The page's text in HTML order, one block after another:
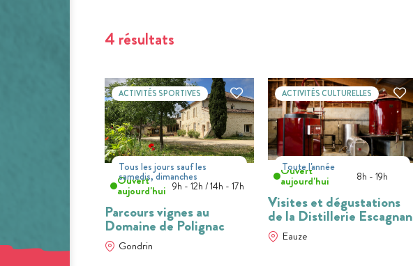
4 résultats
Tous les jours sauf les
samedis, dimanches
ACTIVITÉS SPORTIVES
Ouvert
aujourd'hui 9h - 12h / 14h - 17h
Parcours vignes au
Domaine de Polignac
Gondrin
Toute l'année
ACTIVITÉS CULTURELLES
Ouvert
aujourd'hui 8h - 19h
Visites et dégustations
de la Distillerie Escagnan
Eauze